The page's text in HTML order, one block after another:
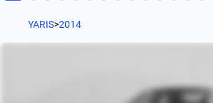
YARIS>2014